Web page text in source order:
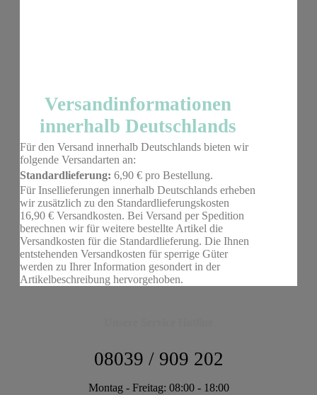
Versandinformationen
innerhalb Deutschlands
Für den Versand innerhalb Deutschlands bieten wir
folgende Versandarten an:
Standardlieferung: 6,90 € pro Bestellung.
Für Insellieferungen innerhalb Deutschlands erheben
wir zusätzlich zu den Standardlieferungskosten
16,90 € Versandkosten. Bei Versand per Spedition
berechnen wir für weitere bestellte Artikel die
Versandkosten für die Standardlieferung. Die Ihnen
entstehenden Versandkosten für sperrige Güter
werden zu Ihrer Information gesondert in der
Artikelbeschreibung hervorgehoben.
08039 / 909 202
Montag - Freitag: 08:00 - 18:00